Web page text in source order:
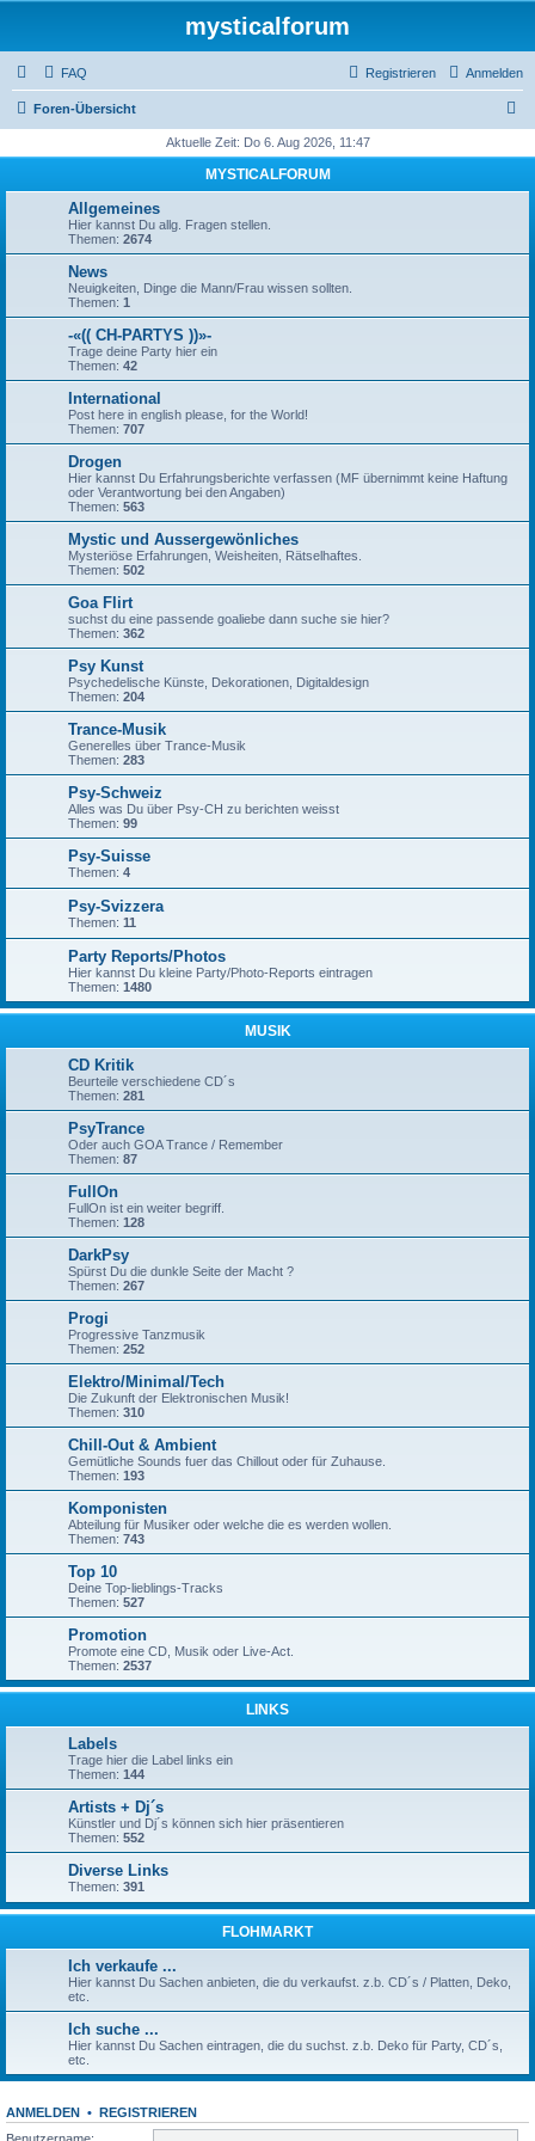
mysticalforum
FAQ Anmelden
Registrieren
Foren-Übersicht
h
Aktuelle Zeit: Do 6. Aug 2026, 11:47
MYSTICALFORUM
Allgemeines
Hier kannst Du allg. Fragen stellen.
Themen: 2674
News
Neuigkeiten, Dinge die Mann/Frau wissen sollten.
Themen: 1
-«(( CH-PARTYS ))»-
Trage deine Party hier ein
Themen: 42
International
Post here in english please, for the World!
Themen: 707
Drogen
Hier kannst Du Erfahrungsberichte verfassen (MF übernimmt keine Haftung
oder Verantwortung bei den Angaben)
Themen: 563
Mystic und Aussergewönliches
Mysteriöse Erfahrungen, Weisheiten, Rätselhaftes.
Themen: 502
Goa Flirt
suchst du eine passende goaliebe dann suche sie hier?
Themen: 362
Psy Kunst
Psychedelische Künste, Dekorationen, Digitaldesign
Themen: 204
Trance-Musik
Generelles über Trance-Musik
Themen: 283
Psy-Schweiz
Alles was Du über Psy-CH zu berichten weisst
Themen: 99
Psy-Suisse
Themen: 4
Psy-Svizzera
Themen: 11
Party Reports/Photos
Hier kannst Du kleine Party/Photo-Reports eintragen
Themen: 1480
MUSIK
CD Kritik
Beurteile verschiedene CD´s
Themen: 281
PsyTrance
Oder auch GOA Trance / Remember
Themen: 87
FullOn
FullOn ist ein weiter begriff.
Themen: 128
DarkPsy
Spürst Du die dunkle Seite der Macht ?
Themen: 267
Progi
Progressive Tanzmusik
Themen: 252
Elektro/Minimal/Tech
Die Zukunft der Elektronischen Musik!
Themen: 310
Chill-Out & Ambient
Gemütliche Sounds fuer das Chillout oder für Zuhause.
Themen: 193
Komponisten
Abteilung für Musiker oder welche die es werden wollen.
Themen: 743
Top 10
Deine Top-lieblings-Tracks
Themen: 527
Promotion
Promote eine CD, Musik oder Live-Act.
Themen: 2537
LINKS
Labels
Trage hier die Label links ein
Themen: 144
Artists + Dj´s
Künstler und Dj´s können sich hier präsentieren
Themen: 552
Diverse Links
Themen: 391
FLOHMARKT
Ich verkaufe ...
Hier kannst Du Sachen anbieten, die du verkaufst. z.b. CD´s / Platten, Deko,
etc.
Ich suche ...
Hier kannst Du Sachen eintragen, die du suchst. z.b. Deko für Party, CD´s,
etc.
ANMELDEN • REGISTRIEREN